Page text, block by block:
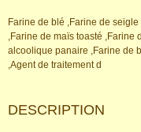
Farine de blé ,Farine de
,Farine de maïs toasté ,Farine
alcoolique panaire ,Farine de
,Agent de traitement d
DESCRIPTION